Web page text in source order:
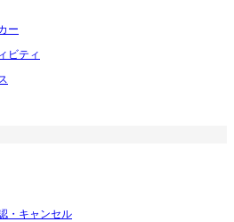
ー
ビティ
・キャンセル